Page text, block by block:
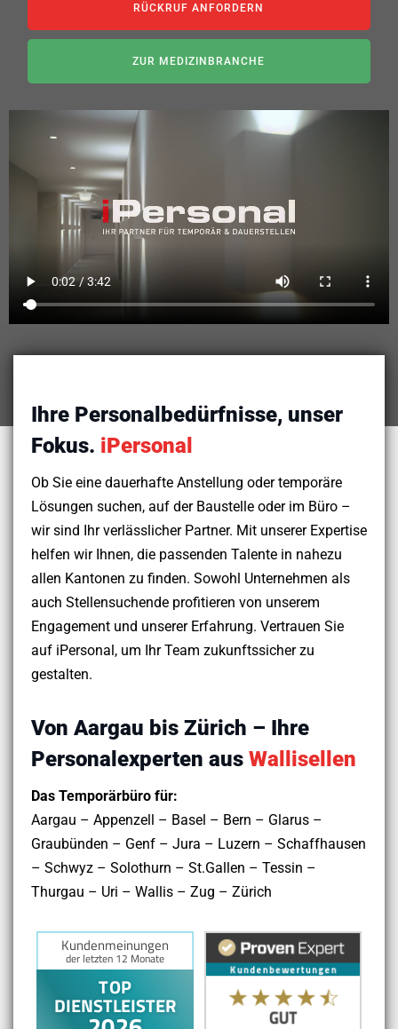
RÜCKRUF ANFORDERN
ZUR MEDIZINBRANCHE
Ihre Personalbedürfnisse, unser
Fokus. iPersonal
Ob Sie eine dauerhafte Anstellung oder temporäre
Lösungen suchen, auf der Baustelle oder im Büro –
wir sind Ihr verlässlicher Partner. Mit unserer Expertise
helfen wir Ihnen, die passenden Talente in nahezu
allen Kantonen zu finden. Sowohl Unternehmen als
auch Stellensuchende profitieren von unserem
Engagement und unserer Erfahrung. Vertrauen Sie
auf iPersonal, um Ihr Team zukunftssicher zu
gestalten.
Von Aargau bis Zürich – Ihre
Personalexperten aus Wallisellen
Das Temporärbüro für:
Aargau – Appenzell – Basel – Bern – Glarus –
Graubünden – Genf – Jura – Luzern – Schaffhausen
– Schwyz – Solothurn – St.Gallen – Tessin –
Thurgau – Uri – Wallis – Zug – Zürich